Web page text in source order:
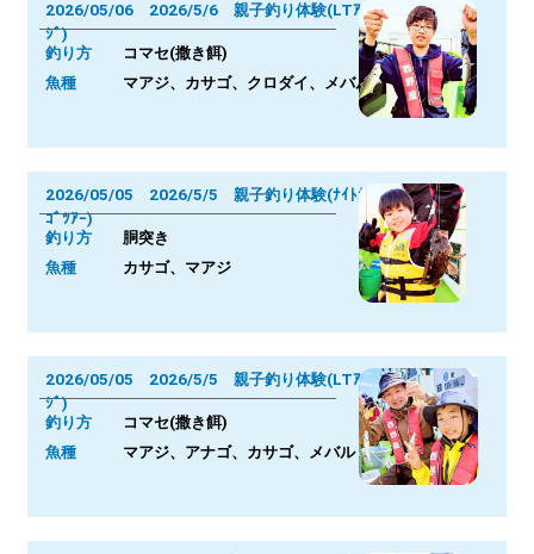
2026/05/06 2026/5/6 親子釣り体験(LTｱ
ｼﾞ)
釣り方
コマセ(撒き餌)
魚種 マアジ、カサゴ、クロダイ、メバル
2026/05/05 2026/5/5 親子釣り体験(ﾅｲﾄｶｻ
ｺﾞﾂｱｰ)
釣り方 胴突き
魚種 カサゴ、マアジ
2026/05/05 2026/5/5 親子釣り体験(LTｱ
ｼﾞ)
釣り方
コマセ(撒き餌)
魚種 マアジ、アナゴ、カサゴ、メバル